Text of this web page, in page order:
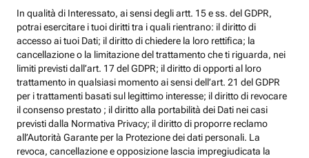
In qualità di Interessato, ai sensi degli artt. 15 e ss. del GDPR,
potrai esercitare i tuoi diritti tra i quali rientrano: il diritto di
accesso ai tuoi Dati; il diritto di chiedere la loro rettifica; la
cancellazione o la limitazione del trattamento che ti riguarda, nei
limiti previsti dall’art. 17 del GDPR; il diritto di opporti al loro
trattamento in qualsiasi momento ai sensi dell’art. 21 del GDPR
per i trattamenti basati sul legittimo interesse; il diritto di revocare
il consenso prestato ; il diritto alla portabilità dei Dati nei casi
previsti dalla Normativa Privacy; il diritto di proporre reclamo
all’Autorità Garante per la Protezione dei dati personali. La
revoca, cancellazione e opposizione lascia impregiudicata la